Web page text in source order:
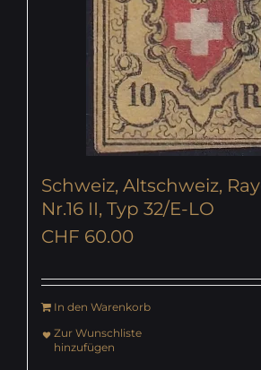
Schweiz, Altschweiz,
Nr.16 II, Typ 32/E-LO
CHF 60.00
In den Warenkorb
Zur Wunschliste
hinzufügen